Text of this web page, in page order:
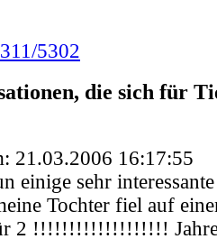
5302
die sich für
21.03.2006 16:17:55
einige sehr
Tochter fiel auf
2 !!!!!!!!!!!!!!!!!!!